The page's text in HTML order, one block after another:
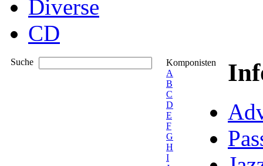
Diverse
CD
Suche
Komponisten
A
B
C
D
E
F
G
H
I